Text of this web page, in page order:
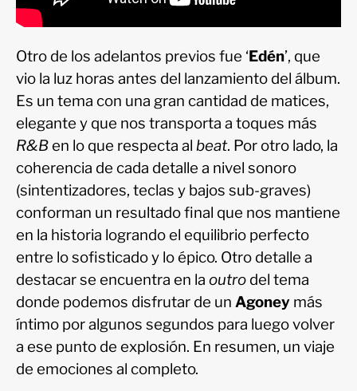
Otro de los adelantos previos fue ‘Edén’, que
vio la luz horas antes del lanzamiento del álbum.
Es un tema con una gran cantidad de matices,
elegante y que nos transporta a toques más
R&Ben lo que respecta al beat. Por otro lado, la
coherencia de cada detalle a nivel sonoro
(sintentizadores, teclas y bajos sub-graves)
conforman un resultado final que nos mantiene
en la historia logrando el equilibrio perfecto
entre lo sofisticado y lo épico. Otro detalle a
destacar se encuentra en la outro del tema
donde podemos disfrutar de un Agoney más
íntimo por algunos segundos para luego volver
a ese punto de explosión. En resumen, un viaje
de emociones al completo.